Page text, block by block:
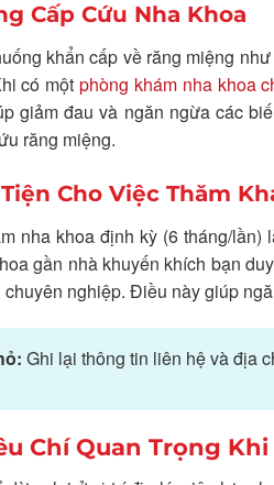
Cấp Cứu Nha Khoa
khẩn cấp về răng miệng
có mộtphòng khám nha khoa
giảm đau và ngăn ngừa các
răng miệng.
Cho Việc Thăm
nha khoa định kỳ (6 tháng/
gần nhà khuyến khích bạn
chuyên nghiệp. Điều này giúp
Ghi lại thông tin liên hệ và địa
Chí Quan Trọng